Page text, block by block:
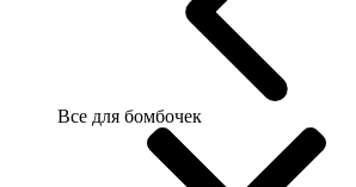
Все для бомбочек